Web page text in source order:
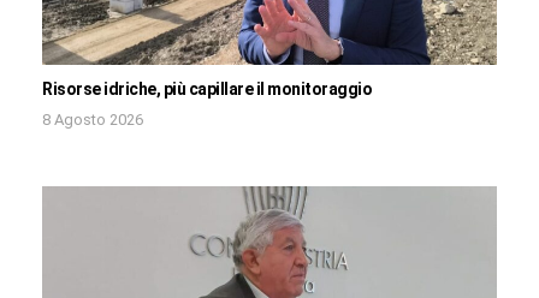
Risorse idriche, più capillare il monitoraggio
8 Agosto 2026